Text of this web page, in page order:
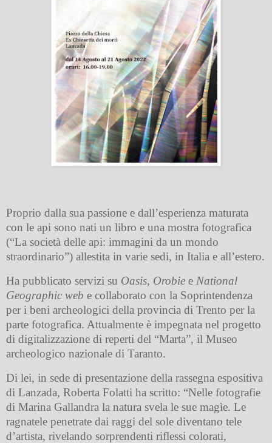
Proprio dalla sua passione e dall’esperienza maturata
con le api sono nati un libro e una mostra fotografica
(“La società delle api: immagini da un mondo
straordinario”) allestita in varie sedi, in Italia e all’estero.
Ha pubblicato servizi su Oasis, Orobie e National
Geographic web e collaborato con la Soprintendenza
per i beni archeologici della provincia di Trento per la
parte fotografica. Attualmente è impegnata nel progetto
di digitalizzazione di reperti del “Marta”, il Museo
archeologico nazionale di Taranto.
Di lei, in sede di presentazione della rassegna espositiva
di Lanzada, Roberta Folatti ha scritto: “Nelle fotografie
di Marina Gallandra la natura svela le sue magìe. Le
ragnatele penetrate dai raggi del sole diventano tele
d’artista, rivelando sorprendenti riflessi colorati,